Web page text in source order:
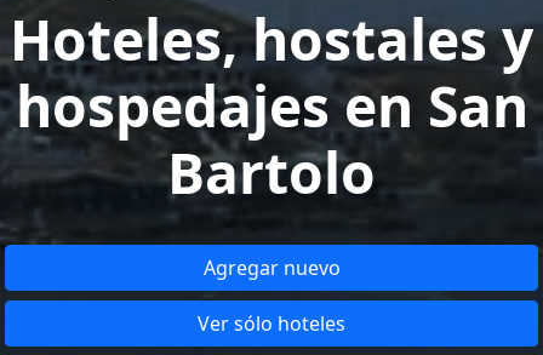
Hoteles, hostales y
hospedajes en San
Bartolo
Agregar nuevo
Ver sólo hoteles